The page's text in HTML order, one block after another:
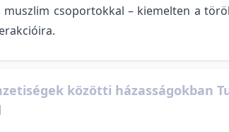
muszlim csoportokkal – kiemelten a
közötti házasságokban